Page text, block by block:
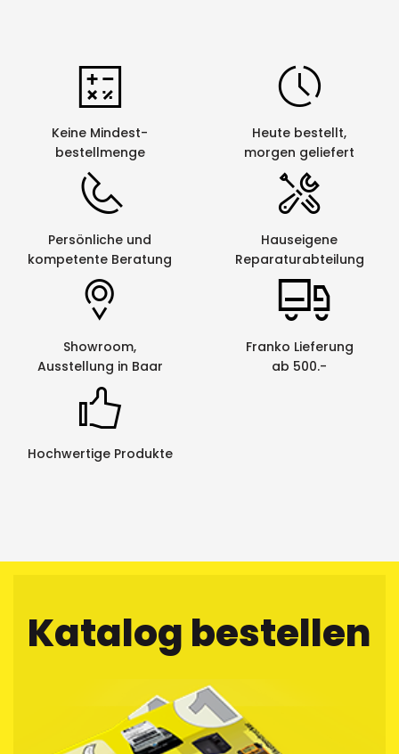
Keine Mindest-
bestellmenge
Heute bestellt,
morgen geliefert
Persönliche und
kompetente Beratung
Hauseigene
Reparaturabteilung
Showroom,
Ausstellung in Baar
Franko Lieferung
ab 500.-
Hochwertige Produkte
Katalog bestellen